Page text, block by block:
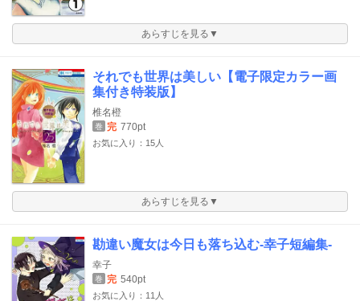
あらすじを見る▼
それでも世界は美しい【電子限定カラー画
集付き特装版】
椎名橙
巻 完 770pt
お気に入り：15人
あらすじを見る▼
勘違い魔女は今日も落ち込む-幸子短編集-
幸子
巻 完 540pt
お気に入り：11人